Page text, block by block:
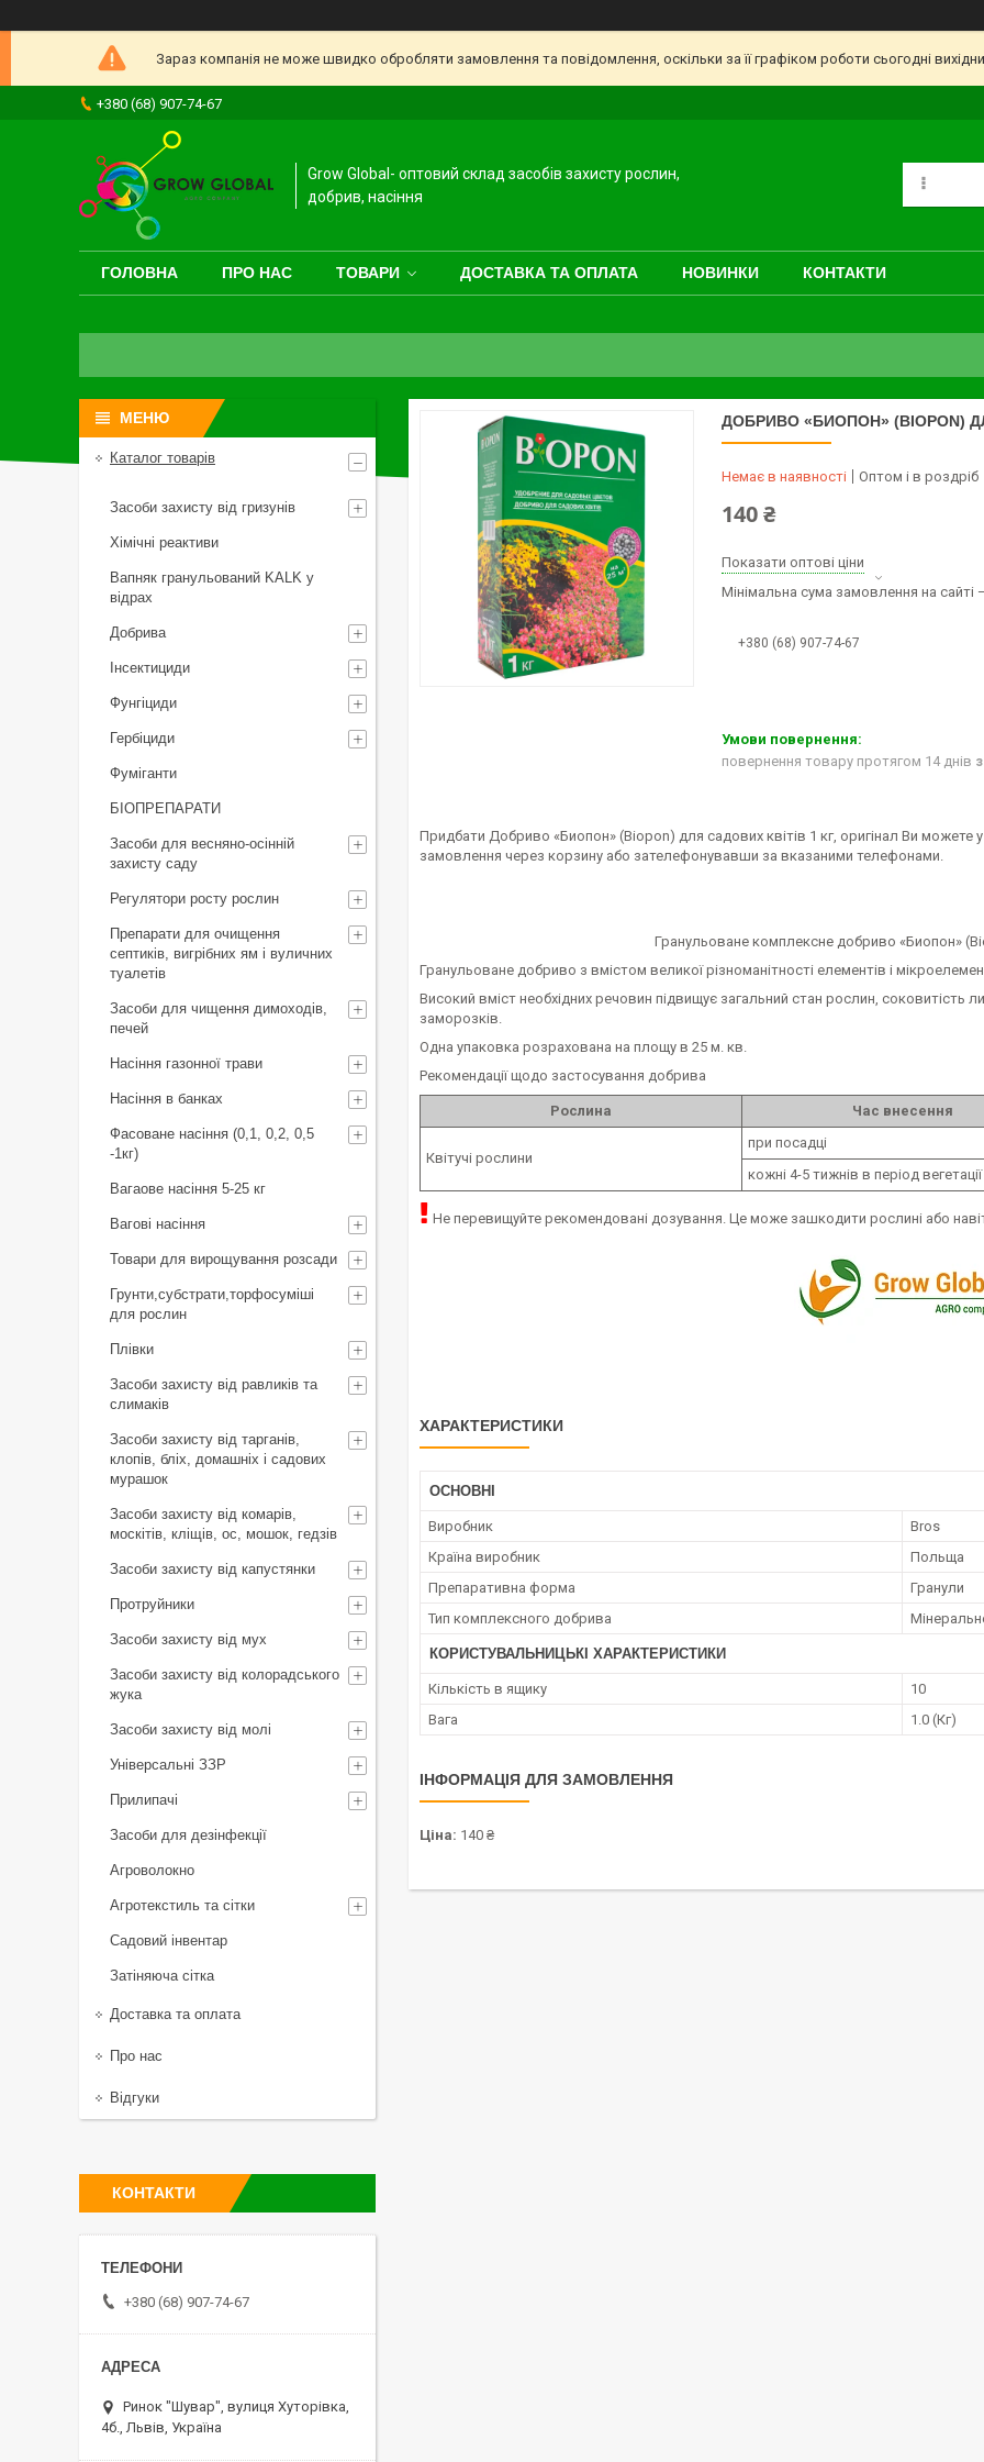
Зараз компанія не може швидко обробляти замовлення та повідомлення, оскільки за її графіком роботи сьогодні
+380 (68) 907-74-67
Grow Global- оптовий склад засобів захисту рослин,
добрив, насіння
ГОЛОВНА ПРО НАС ТОВАРИ ДОСТАВКА ТА ОПЛАТА НОВИНКИ КОНТАКТИ
ДОБРИВО «БИОПОН» (BIOPON)
Немає в наявності Оптом і в роздріб
140 ₴
Показати оптові ціни
Мінімальна сума замовлення на сайті
+380 (68) 907-74-67
повернення товару протягом 14 днів
Придбати Добриво «Биопон» (Biopon) для садових квітів 1 кг, оригінал Ви можете
замовлення через корзину або зателефонувавши за вказаними телефонами.
Гранульоване комплексне добриво «Биопон»
Гранульоване добриво з вмістом великої різноманітності елементів і
Високий вміст необхідних речовин підвищує загальний стан рослин, соковитість
заморозків.
Одна упаковка розрахована на площу в 25 м. кв.
Рекомендації щодо застосування добрива
Рослина Час внесення
Квітучі рослини
при посадці
кожні 4-5 тижнів в період вегетації
Не перевищуйте рекомендовані дозування. Це може зашкодити рослині або
ХАРАКТЕРИСТИКИ
ОСНОВНІ
Виробник
Bros
Країна виробник
Польща
Препаративна форма
Гранули
Тип комплексного добрива
КОРИСТУВАЛЬНИЦЬКІ ХАРАКТЕРИСТИКИ
Кількість в ящику
10
Вага
1.0 (Кг)
ІНФОРМАЦІЯ ДЛЯ ЗАМОВЛЕННЯ
Ціна: 140 ₴
Каталог товарів
Засоби захисту від гризунів
Хімічні реактиви
Вапняк гранульований KALK у
відрах
Добрива
Інсектициди
Фунгіциди
Гербіциди
Фуміганти
БІОПРЕПАРАТИ
Засоби для весняно-осінній
захисту саду
Регулятори росту рослин
Препарати для очищення
септиків, вигрібних ям і вуличних
туалетів
Засоби для чищення димоходів,
печей
Насіння газонної трави
Насіння в банках
Фасоване насіння (0,1, 0,2, 0,5
-1кг)
Вагаове насіння 5-25 кг
Вагові насіння
Товари для вирощування розсади
Грунти,субстрати,торфосуміші
для рослин
Плівки
Засоби захисту від равликів та
слимаків
Засоби захисту від тарганів,
клопів, бліх, домашніх і садових
мурашок
Засоби захисту від комарів,
москітів, кліщів, ос, мошок, гедзів
Засоби захисту від капустянки
Протруйники
Засоби захисту від мух
Засоби захисту від колорадського
жука
Засоби захисту від молі
Універсальні ЗЗР
Прилипачі
Засоби для дезінфекції
Агроволокно
Агротекстиль та сітки
Садовий інвентар
Затіняюча сітка
Доставка та оплата
Про нас
Відгуки
КОНТАКТИ
+380 (68) 907-74-67
Ринок "Шувар", вулиця Хуторівка,
4б., Львів, Україна